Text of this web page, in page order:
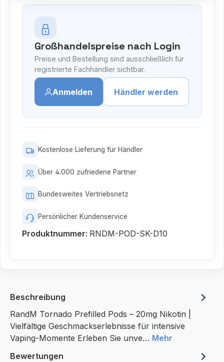
Großhandelspreise nach Login
Preise und Bestellung sind ausschließlich für
registrierte Fachhändler sichtbar.
Anmelden Händler werden
Kostenlose Lieferung für Händler
Über 4.000 zufriedene Partner
Bundesweites Vertriebsnetz
Persönlicher Kundenservice
Produktnummer: RNDM-POD-SK-D10
Beschreibung
RandM Tornado Prefilled Pods – 20mg Nikotin |
Vielfältige Geschmackserlebnisse für intensive
Vaping-Momente Erleben Sie unve… Mehr
Bewertungen